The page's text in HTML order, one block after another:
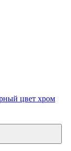
цвет хром